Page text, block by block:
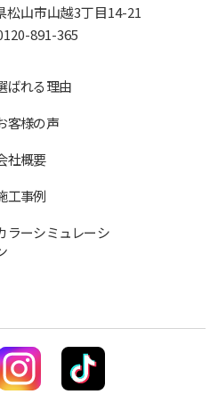
松山市山越3丁目14-21
891-365
ばれる理由
客様の声
社概要
工事例
ラーシミュレーシ